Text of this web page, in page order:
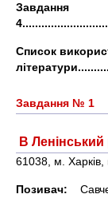
Завдання
Список
Завдання
В
61038, м.
Позивач: